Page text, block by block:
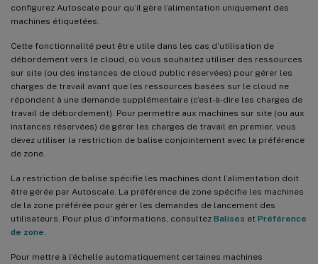
configurez Autoscale pour qu’il gère l’alimentation uniquement des
machines étiquetées.
Cette fonctionnalité peut être utile dans les cas d’utilisation de
débordement vers le cloud, où vous souhaitez utiliser des ressources
sur site (ou des instances de cloud public réservées) pour gérer les
charges de travail avant que les ressources basées sur le cloud ne
répondent à une demande supplémentaire (c’est-à-dire les charges de
travail de débordement). Pour permettre aux machines sur site (ou aux
instances réservées) de gérer les charges de travail en premier, vous
devez utiliser la restriction de balise conjointement avec la préférence
de zone.
La restriction de balise spécifie les machines dont l’alimentation doit
être gérée par Autoscale. La préférence de zone spécifie les machines
de la zone préférée pour gérer les demandes de lancement des
utilisateurs. Pour plus d’informations, consultez Balises et Préférence
de zone
Pour mettre à l’échelle automatiquement certaines machines